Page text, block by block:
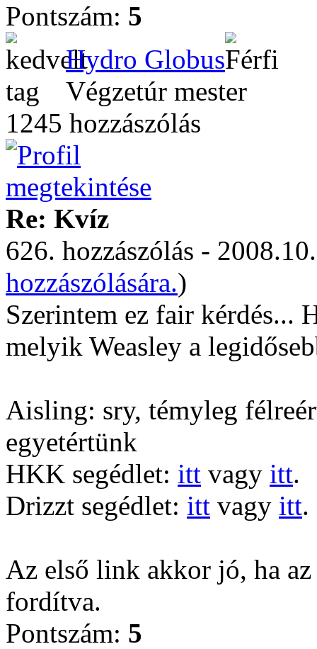
Pontszám: 5
Hydro Globus
Végzetúr mester
1245 hozzászólás
Re: Kvíz
626. hozzászólás -
hozzászólására.)
Szerintem ez fair kérdés...
melyik Weasley a
Aisling: sry, témyleg
egyetértünk
HKK segédlet: itt vagy itt.
Drizzt segédlet: itt vagy itt.
Az első link akkor jó, ha
fordítva.
Pontszám: 5